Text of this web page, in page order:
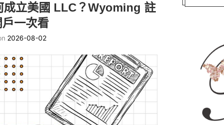
成立美國 LLC？Wyoming 註
一次看
2026-08-02